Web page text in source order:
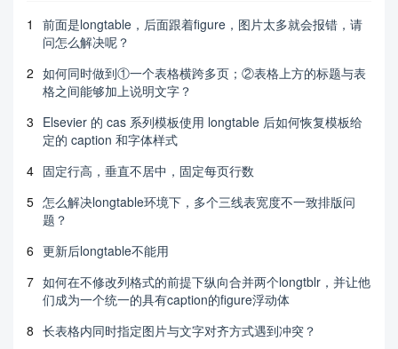
1
前面是longtable，后面跟着figure，图片太多就会报错，请
问怎么解决呢？
2 如何同时做到①一个表格横跨多页；②表格上方的标题与表
格之间能够加上说明文字？
3 Elsevier 的 cas 系列模板使用 longtable 后如何恢复模板给
定的 caption 和字体样式
4 固定行高，垂直不居中，固定每页行数
5 怎么解决longtable环境下，多个三线表宽度不一致排版问
题？
6 更新后longtable不能用
7 如何在不修改列格式的前提下纵向合并两个longtblr，并让他
们成为一个统一的具有caption的figure浮动体
8 长表格内同时指定图片与文字对齐方式遇到冲突？